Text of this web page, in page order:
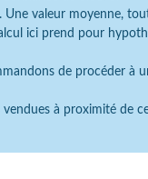
valeur moyenne,
ici prend pour
de procéder à
vendues à proximité de